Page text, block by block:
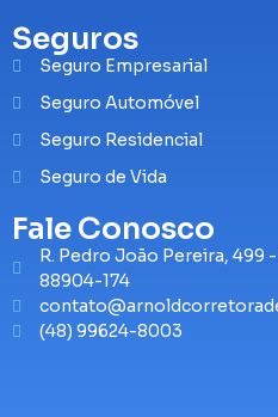
Seguros
Seguro Empresarial
Seguro Automóvel
Seguro Residencial
Seguro de Vida
Fale Conosco
R. Pedro João Pereira, 499
88904-174
(48) 99624-8003